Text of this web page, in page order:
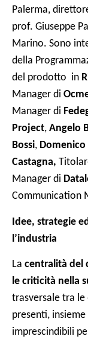
Palerma,
prof. Giuseppe
Marino. Sono
della
del prodotto in
Manager di
Manager di
Project, Angelo
Bossi, Domenico
Castagna,
Manager di
Communication
Idee, strategie
l’industria
La centralità del
le criticità nella
trasversale tra le
presenti,
imprescindibili